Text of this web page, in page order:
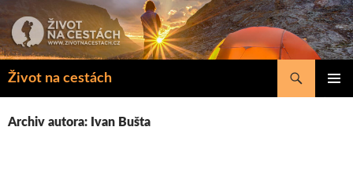
k
obsahu
Život na cestách
Hledat
Archiv autora: Ivan Bušta